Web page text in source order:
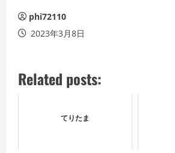
phi72110
2023年3月8日
Related posts:
てりたま